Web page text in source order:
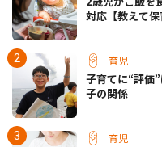
対応【教えて保
育児
子育てに“評価
子の関係
育児